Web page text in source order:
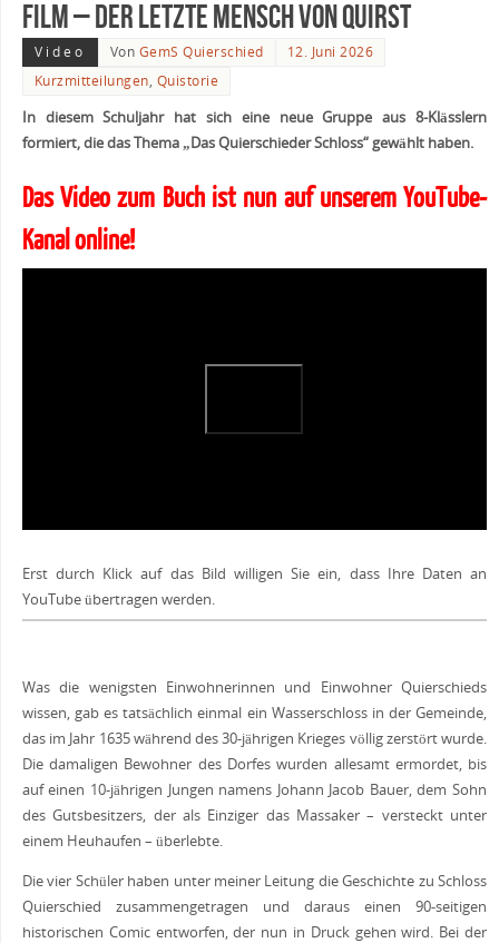
Film – Der letzte Mensch von Quirst
Video Von GemS Quierschied
12. Juni 2026
Kurzmitteilungen, Quistorie
In diesem Schuljahr hat sich eine neue Gruppe aus 8-Klässlern
formiert, die das Thema „Das Quierschieder Schloss“ gewählt haben.
Das Video zum Buch ist nun auf unserem YouTube-
Kanal online!
Erst durch Klick auf das Bild willigen Sie ein, dass Ihre Daten an
YouTube übertragen werden.
Was die wenigsten Einwohnerinnen und Einwohner Quierschieds
wissen, gab es tatsächlich einmal ein Wasserschloss in der Gemeinde,
das im Jahr 1635 während des 30-jährigen Krieges völlig zerstört wurde.
Die damaligen Bewohner des Dorfes wurden allesamt ermordet, bis
auf einen 10-jährigen Jungen namens Johann Jacob Bauer, dem Sohn
des Gutsbesitzers, der als Einziger das Massaker – versteckt unter
einem Heuhaufen – überlebte.
Die vier Schüler haben unter meiner Leitung die Geschichte zu Schloss
Quierschied zusammengetragen und daraus einen 90-seitigen
historischen Comic entworfen, der nun in Druck gehen wird. Bei der